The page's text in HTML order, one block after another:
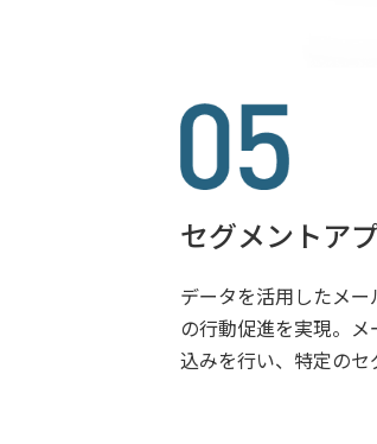
セグメントア
データを活用したメ
の行動促進を実現。
込みを行い、特定のセ